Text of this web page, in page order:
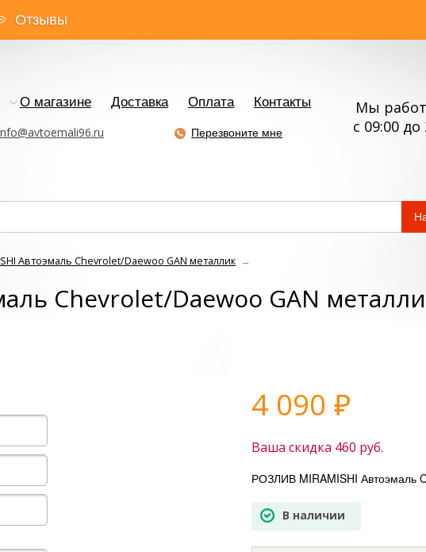
Отзывы
О магазине Доставка Оплата
Контакты
Перезвоните мне
Мы
с 09:00 до
Автоэмаль Chevrolet/Daewoo GAN металлик →
Chevrolet/Daewoo GAN
4 090 ₽
Ваша скидка 460 руб.
РОЗЛИВ MIRAMISHI Автоэмаль
В наличии